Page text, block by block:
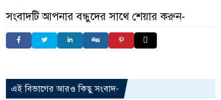
সংবাদটি আপনার বন্ধুদের সাথে শেয়ার করুন-
এই বিভাগের আরও কিছু সংবাদ-